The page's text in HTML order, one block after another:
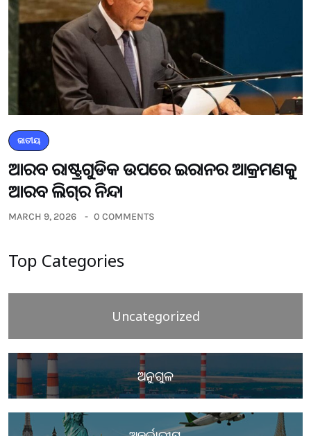
ଜାତୀୟ
ଆରବ ରାଷ୍ଟ୍ରଗୁଡିକ ଉପରେ ଇରାନର ଆକ୍ରମଣକୁ
ଆରବ ଲିଗ୍‌ର ନିନ୍ଦା
MARCH 9, 2026 0 COMMENTS
Top Categories
Uncategorized
ଅନୁଗୁଳ